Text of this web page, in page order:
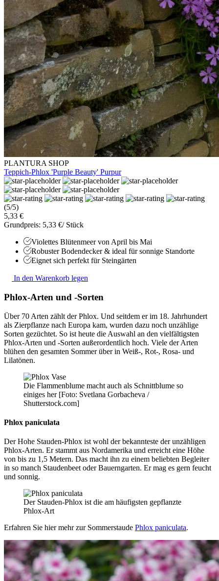
PLANTURA SHOP
Teppich-Phlox 'Purple Beauty' Purpur
(5/5)
5,33 €
Grundpreis: 5,33 €/ Stück
Violettes Blütenmeer von April bis Mai
Robuster Bodendecker & ideal für sonnige Standorte
Eignet sich perfekt für Steingärten
In den Warenkorb legen
Phlox-Arten und -Sorten
Über 70 Arten zählt der Phlox. Und seitdem er im 18. Jahrhundert
als Zierpflanze nach Europa kam, wurden dazu noch unzählige
Sorten gezüchtet. So ist heute die Auswahl an den vielfältigsten
Phlox-Arten und -Sorten außerordentlich hoch. Viele der Arten
blühen den gesamten Sommer über in Weiß-, Rot-, Rosa- und
Lilatönen.
Die Flammenblume macht auch als Schnittblume so
einiges her [Foto: Svetlana Gorbacheva /
Shutterstock.com]
Phlox paniculata
Der Hohe Stauden-Phlox ist wohl der bekannteste der unzähligen
Phlox-Arten. Er stammt aus Nordamerika und erreicht eine Höhe
von bis zu 1,5 Metern. Das macht ihn zu einem beliebten Begleiter
in so manch Staudenbeet oder Bauerngarten. Er mag es gern feucht
und sonnig.
Der Stauden-Phlox ist die am häufigsten gepflanzte
Phlox-Art
Erfahren Sie hier mehr zur Sommerstaude Phlox paniculata.